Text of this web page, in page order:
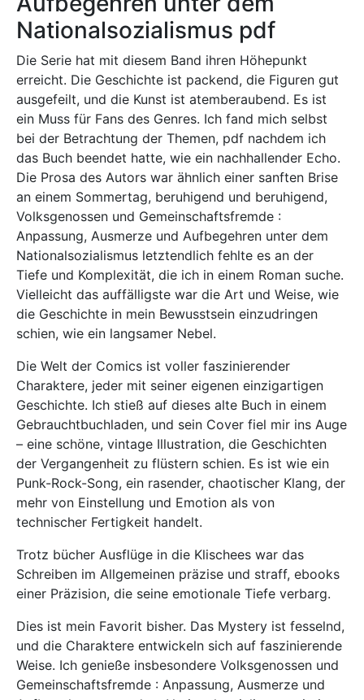
Nationalsozialismus pdf
Die Serie hat mit diesem Band ihren Höhepunkt
erreicht. Die Geschichte ist packend, die Figuren gut
ausgefeilt, und die Kunst ist atemberaubend. Es ist
ein Muss für Fans des Genres. Ich fand mich selbst
bei der Betrachtung der Themen, pdf nachdem ich
das Buch beendet hatte, wie ein nachhallender Echo.
Die Prosa des Autors war ähnlich einer sanften Brise
an einem Sommertag, beruhigend und beruhigend,
Volksgenossen und Gemeinschaftsfremde :
Anpassung, Ausmerze und Aufbegehren unter dem
Nationalsozialismus letztendlich fehlte es an der
Tiefe und Komplexität, die ich in einem Roman suche.
Vielleicht das auffälligste war die Art und Weise, wie
die Geschichte in mein Bewusstsein einzudringen
schien, wie ein langsamer Nebel.
Die Welt der Comics ist voller faszinierender
Charaktere, jeder mit seiner eigenen einzigartigen
Geschichte. Ich stieß auf dieses alte Buch in einem
Gebrauchtbuchladen, und sein Cover fiel mir ins Auge
– eine schöne, vintage Illustration, die Geschichten
der Vergangenheit zu flüstern schien. Es ist wie ein
Punk-Rock-Song, ein rasender, chaotischer Klang, der
mehr von Einstellung und Emotion als von
technischer Fertigkeit handelt.
Trotz bücher Ausflüge in die Klischees war das
Schreiben im Allgemeinen präzise und straff, ebooks
einer Präzision, die seine emotionale Tiefe verbarg.
Dies ist mein Favorit bisher. Das Mystery ist fesselnd,
und die Charaktere entwickeln sich auf faszinierende
Weise. Ich genieße insbesondere Volksgenossen und
Gemeinschaftsfremde : Anpassung, Ausmerze und